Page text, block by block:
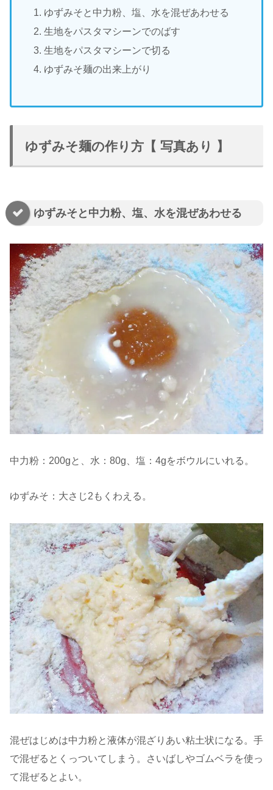
ゆずみそと中力粉、塩、水を混ぜあわせる
生地をパスタマシーンでのばす
生地をパスタマシーンで切る
ゆずみそ麺の出来上がり
ゆずみそ麺の作り方【 写真あり 】
ゆずみそと中力粉、塩、水を混ぜあわせる
中力粉：200gと、水：80g、塩：4gをボウルにいれる。
ゆずみそ：大さじ2もくわえる。
混ぜはじめは中力粉と液体が混ざりあい粘土状になる。手
で混ぜるとくっついてしまう。さいばしやゴムベラを使っ
て混ぜるとよい。